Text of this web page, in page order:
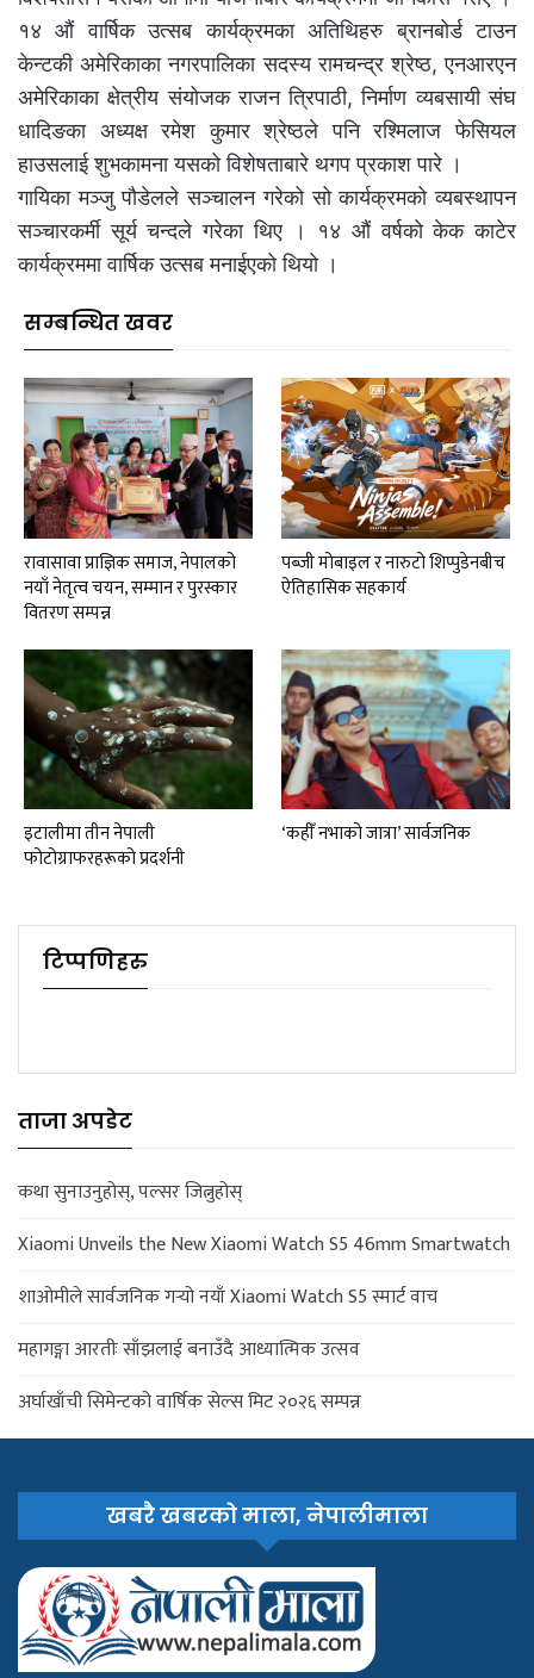
१४ औं वार्षिक उत्सब कार्यक्रमका अतिथिहरु ब्रानबोर्ड टाउन
केन्टकी अमेरिकाका नगरपालिका सदस्य रामचन्द्र श्रेष्ठ, एनआरएन
अमेरिकाका क्षेत्रीय संयोजक राजन त्रिपाठी, निर्माण व्यबसायी संघ
धादिङका अध्यक्ष रमेश कुमार श्रेष्ठले पनि रश्मिलाज फेसियल
हाउसलाई शुभकामना यसको विशेषताबारे थगप प्रकाश पारे ।
गायिका मञ्जु पौडेलले सञ्चालन गरेको सो कार्यक्रमको व्यबस्थापन
सञ्चारकर्मी सूर्य चन्दले गरेका थिए । १४ औं वर्षको केक काटेर
कार्यक्रममा वार्षिक उत्सब मनाईएको थियो ।
सम्बन्धित खवर
रावासावा प्राज्ञिक समाज, नेपालको
नयाँ नेतृत्व चयन, सम्मान र पुरस्कार
वितरण सम्पन्न
पब्जी मोबाइल र नारुटो शिप्पुडेनबीच
ऐतिहासिक सहकार्य
इटालीमा तीन नेपाली
फोटोग्राफरहरूको प्रदर्शनी
‘कहीँ नभाको जात्रा’ सार्वजनिक
टिप्पणिहरु
ताजा अपडेट
कथा सुनाउनुहोस्, पल्सर जित्नुहोस्
Xiaomi Unveils the New Xiaomi Watch S5 46mm Smartwatch
शाओमीले सार्वजनिक गर्‍यो नयाँ Xiaomi Watch S5 स्मार्ट वाच
महागङ्गा आरतीः साँझलाई बनाउँदै आध्यात्मिक उत्सव
अर्घाखाँची सिमेन्टको वार्षिक सेल्स मिट २०२६ सम्पन्न
खबरै खबरको माला, नेपालीमाला